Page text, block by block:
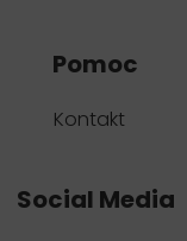
Pomoc
Kontakt
Social Media